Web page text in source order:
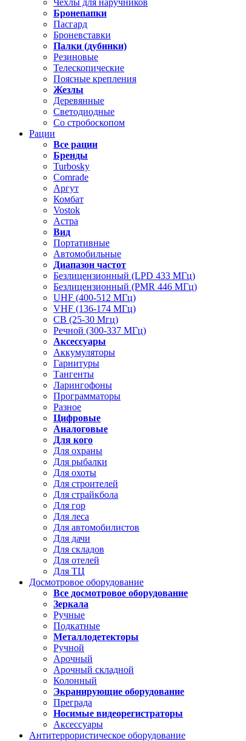
Чехлы для наручников
Бронепапки
Пасгард
Броневставки
Палки (дубинки)
Резиновые
Телескопические
Поясные крепления
Жезлы
Деревянные
Светодиодные
Со стробоскопом
Рации
Все рации
Бренды
Turbosky
Comrade
Аргут
Комбат
Vostok
Астра
Вид
Портативные
Автомобильные
Диапазон частот
Безлицензионный (LPD 433 МГц)
Безлицензионный (PMR 446 МГц)
UHF (400-512 МГц)
VHF (136-174 МГц)
CB (25-30 Мгц)
Речной (300-337 МГц)
Аксессуары
Аккумуляторы
Гарнитуры
Тангенты
Ларингофоны
Программаторы
Разное
Цифровые
Аналоговые
Для кого
Для охраны
Для рыбалки
Для охоты
Для строителей
Для страйкбола
Для гор
Для леса
Для автомобилистов
Для дачи
Для складов
Для отелей
Для ТЦ
Досмотровое оборудование
Все досмотровое оборудование
Зеркала
Ручные
Подкатные
Металлодетекторы
Ручной
Арочный
Арочный складной
Колонный
Экранирующие оборудование
Преграда
Носимые видеорегистраторы
Аксессуары
Антитеррористическое оборудование